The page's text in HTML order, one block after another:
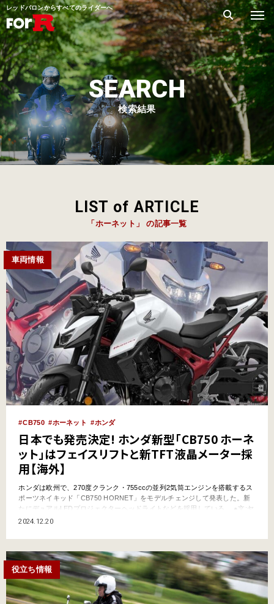
レッドバロンからすべてのライダーへ
SEARCH
検索結果
LIST of ARTICLE
「ホーネット」 の記事一覧
車両情報
CB750 ホーネット ホンダ
日本でも発売決定! ホンダ新型「CB750 ホーネ
ット」はフェイスリフトと新TFT液晶メーター採
用【海外】
ホンダは欧州で、270度クランク・755ccの並列2気筒エンジンを搭載するス
ポーツネイキッド「CB750 HORNET」をモデルチェンジして発表した。新
たにデュアルLEDプロジェクターヘッドライトなどを採用している。 ●文:ヤ
ングマシン編集部(ヨ) 発表から2年で早くも外観デザインを変更! ホンダは
は主に3つで…
2024.12.20
役立ち情報